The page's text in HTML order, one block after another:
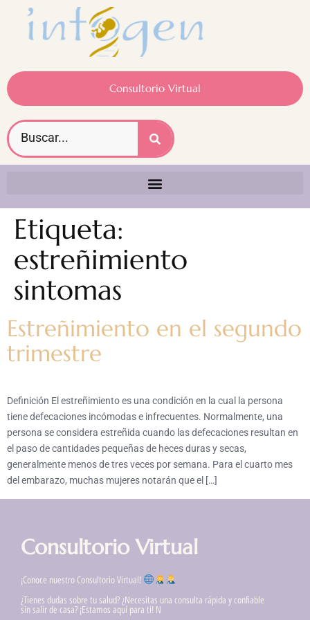
Consultorio Virtual
Etiqueta:
estreñimiento
sintomas
Estreñimiento en el segundo
trimestre
Definición El estreñimiento es una condición en la cual la persona
tiene defecaciones incómodas e infrecuentes. Normalmente, una
persona se considera estreñida cuando las defecaciones resultan en
el paso de cantidades pequeñas de heces duras y secas,
generalmente menos de tres veces por semana. Para el cuarto mes
del embarazo, muchas mujeres notarán que el […]
Consultorio Virtual
¡Conoce nuestro Consultorio Virtual!
¿Tienes dudas sobre tu salud? ¿Necesitas una consulta rápida y confiable
sin salir de casa? ¡Estamos aquí para ti! N